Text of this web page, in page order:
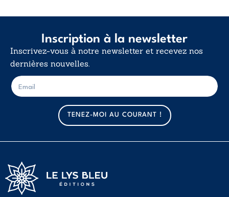
Inscription à la newsletter
Inscrivez-vous à notre newsletter et recevez nos
dernières nouvelles.
m
a
i
l
E
-
m
TENEZ-MOI AU COURANT !